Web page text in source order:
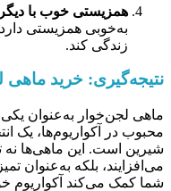
همزیستی خوب با
به‌خوبی همزیستی دارد
زندگی کند.
نتیجه‌گیری: خرید ماهی
ماهی لجن‌خوار به‌عنوان
محبوب در آکواریوم‌ها، یک
شیرین است. این ماهی‌ها نه
می‌افزایند، بلکه به‌عنوان
شما کمک می‌کند آکواریوم